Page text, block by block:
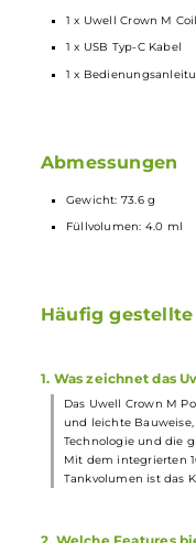
zwei
Bestmöglicher
Verschiedene
1 x Uwell Crown M
1 x Uwell Crown
1 x Uwell Crown
1 x USB Typ-C